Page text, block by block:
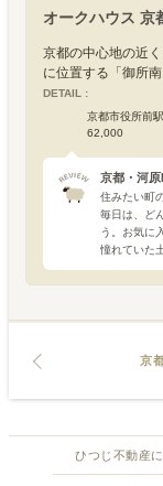
オークハウス 京
京都の中心地の近
に位置する「御所
DETAIL :
京都市役所前
62,000
京都・河
住みたい町
毎日は、ど
う。お気に
憧れていた
れるのだろ
とができて
京
ひつじ不動産